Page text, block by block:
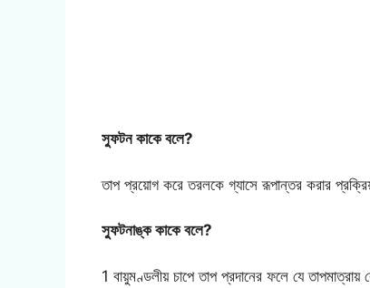
স্ফুটন কাকে বলে?
তাপ প্রয়োগ করে তরলকে গ্যাসে রূপান্তর করার
স্ফুটনাঙ্ক কাকে বলে?
1 বায়ুমণ্ডলীয় চাপে তাপ প্রদানের ফলে যে